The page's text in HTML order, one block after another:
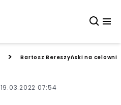
> Bartosz Bereszyński na
19.03.2022 07:54